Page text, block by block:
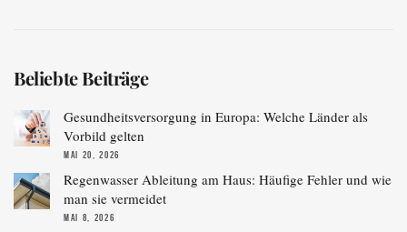
Beliebte Beiträge
Gesundheitsversorgung in Europa: Welche Länder als
Vorbild gelten
MAI 20, 2026
Regenwasser Ableitung am Haus: Häufige Fehler und wie
man sie vermeidet
MAI 8, 2026